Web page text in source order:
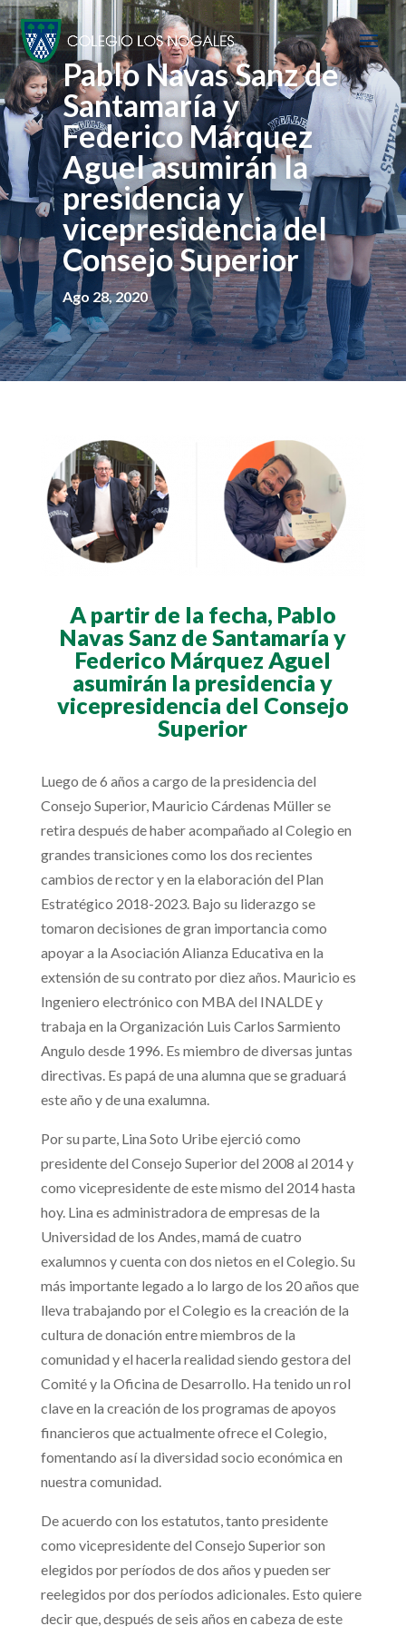
Pablo Navas Sanz de
Santamaría y
Federico Márquez
Aguel asumirán la
presidencia y
vicepresidencia del
Consejo Superior
Ago 28, 2020
A partir de la fecha, Pablo
Navas Sanz de Santamaría y
Federico Márquez Aguel
asumirán la presidencia y
vicepresidencia del Consejo
Superior
Luego de 6 años a cargo de la presidencia del
Consejo Superior, Mauricio Cárdenas Müller se
retira después de haber acompañado al Colegio en
grandes transiciones como los dos recientes
cambios de rector y en la elaboración del Plan
Estratégico 2018-2023. Bajo su liderazgo se
tomaron decisiones de gran importancia como
apoyar a la Asociación Alianza Educativa en la
extensión de su contrato por diez años. Mauricio es
Ingeniero electrónico con MBA del INALDE y
trabaja en la Organización Luis Carlos Sarmiento
Angulo desde 1996. Es miembro de diversas juntas
directivas. Es papá de una alumna que se graduará
este año y de una exalumna.
Por su parte, Lina Soto Uribe ejerció como
presidente del Consejo Superior del 2008 al 2014 y
como vicepresidente de este mismo del 2014 hasta
hoy. Lina es administradora de empresas de la
Universidad de los Andes, mamá de cuatro
exalumnos y cuenta con dos nietos en el Colegio. Su
más importante legado a lo largo de los 20 años que
lleva trabajando por el Colegio es la creación de la
cultura de donación entre miembros de la
comunidad y el hacerla realidad siendo gestora del
Comité y la Oficina de Desarrollo. Ha tenido un rol
clave en la creación de los programas de apoyos
financieros que actualmente ofrece el Colegio,
fomentando así la diversidad socio económica en
nuestra comunidad.
De acuerdo con los estatutos, tanto presidente
como vicepresidente del Consejo Superior son
elegidos por períodos de dos años y pueden ser
reelegidos por dos períodos adicionales. Esto quiere
decir que, después de seis años en cabeza de este